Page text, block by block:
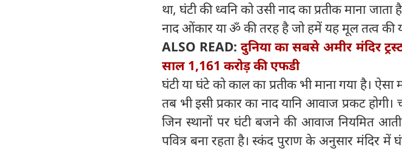
था, घंटी की ध्वनि को उसी नाद का प्रतीक माना
नाद ओंकार या ॐ की तरह है जो हमें यह मूल तत्व की
ALSO READ:दुनिया का सबसे अमीर मंदिर
साल 1,161 करोड़ की एफडी
घंटी या घंटे को काल का प्रतीक भी माना गया है।
तब भी इसी प्रकार का नाद यानि आवाज प्रकट
जिन स्थानों पर घंटी बजने की आवाज नियमित
पवित्र बना रहता है। स्कंद पुराण के अनुसार मंदिर